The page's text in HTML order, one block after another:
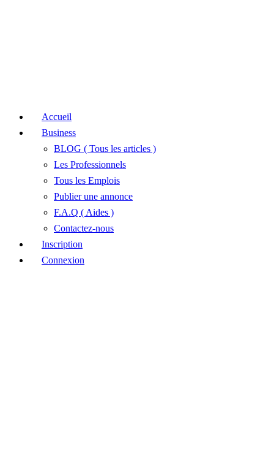
Accueil
Business
BLOG ( Tous les articles )
Les Professionnels
Tous les Emplois
Publier une annonce
F.A.Q ( Aides )
Contactez-nous
Inscription
Connexion